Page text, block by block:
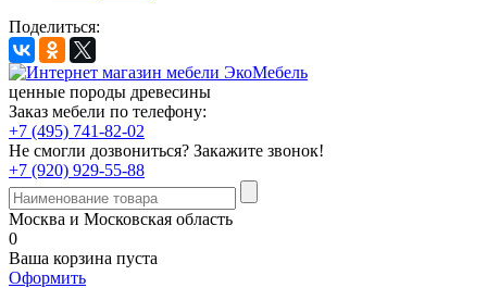
Поделиться:
ценные породы древесины
Заказ мебели по телефону:
+7 (495) 741-82-02
Не смогли дозвониться? Закажите звонок!
+7 (920) 929-55-88
Москва и Московская область
0
Ваша корзина пуста
Оформить